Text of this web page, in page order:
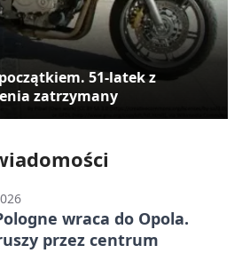
51-latek z
zatrzymany
zamiast do
do kogoś innego
wraca do Opola.
przez centrum